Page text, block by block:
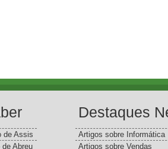
de Assis
Abreu
Destaques
Artigos sobre Informática
Artigos sobre Vendas